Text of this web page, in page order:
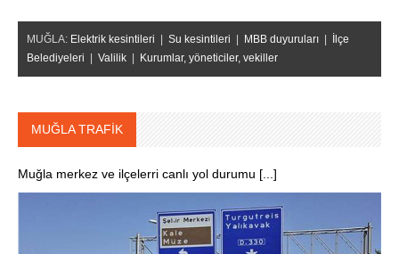
MUĞLA: Elektrik kesintileri | Su kesintileri | MBB duyuruları | İlçe
Belediyeleri | Valilik | Kurumlar, yöneticiler, vekiller
MUĞLA TRAFİK
Muğla merkez ve ilçelerri canlı yol durumu [...]